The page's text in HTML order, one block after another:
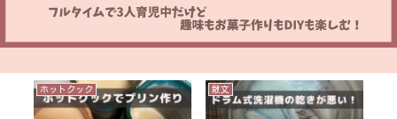
ホットクック 散文